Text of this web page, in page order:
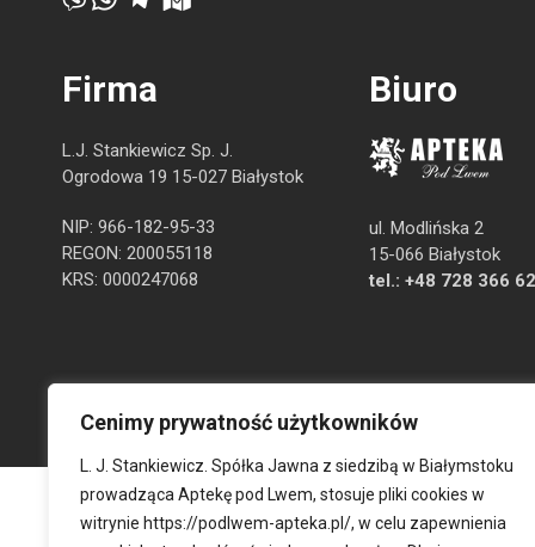
Cenimy prywatność użytkowników
L. J. Stankiewicz. Spółka Jawna z siedzibą w Białymstoku
prowadząca Aptekę pod Lwem, stosuje pliki cookies w
witrynie https://podlwem-apteka.pl/, w celu zapewnienia
Firma
L.J. Stankiewicz Sp. J.
Ogrodowa 19 15-027 Białystok
NIP: 966-182-95-33
REGON: 200055118
KRS: 0000247068
Biuro
ul. Modlińska 2
15-066 Białystok
tel.: +48 728 366